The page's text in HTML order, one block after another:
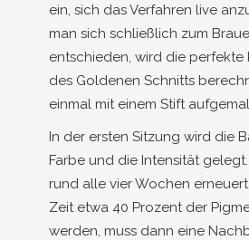
ein, sich das Verfahren live
man sich schließlich zum
entschieden, wird die perfekte
des Goldenen Schnitts
einmal mit einem Stift
In der ersten Sitzung wird die
Farbe und die Intensität
rund alle vier Wochen
Zeit etwa 40 Prozent der
werden, muss dann eine